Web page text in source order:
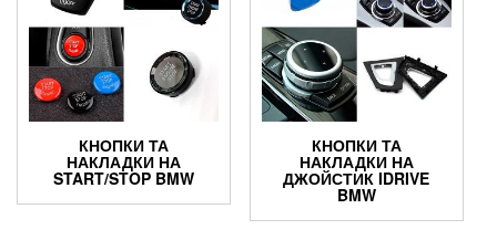
КНОПКИ ТА
НАКЛАДКИ НА
START/STOP BMW
КНОПКИ ТА
НАКЛАДКИ НА
ДЖОЙСТИК IDRIVE
BMW